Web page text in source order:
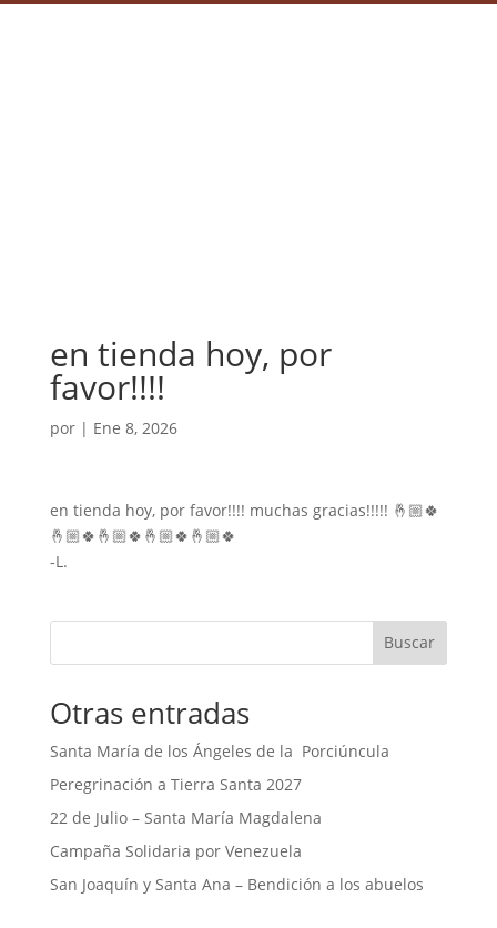
en tienda hoy, por
favor!!!!
por | Ene 8, 2026
en tienda hoy, por favor!!!! muchas gracias!!!!! 🤞🏼🍀
🤞🏼🍀🤞🏼🍀🤞🏼🍀🤞🏼🍀
-L.
Buscar
Otras entradas
Santa María de los Ángeles de la Porciúncula
Peregrinación a Tierra Santa 2027
22 de Julio – Santa María Magdalena
Campaña Solidaria por Venezuela
San Joaquín y Santa Ana – Bendición a los abuelos